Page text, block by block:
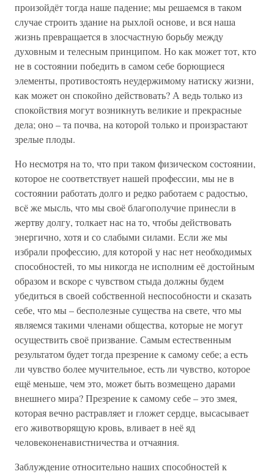
произойдёт тогда наше падение; мы решаемся в таком
случае строить здание на рыхлой основе, и вся наша
жизнь превращается в злосчастную борьбу между
духовным и телесным принципом. Но как может тот, кто
не в состоянии победить в самом себе борющиеся
элементы, противостоять неудержимому натиску жизни,
как может он спокойно действовать? А ведь только из
спокойствия могут возникнуть великие и прекрасные
дела; оно – та почва, на которой только и произрастают
зрелые плоды.
Но несмотря на то, что при таком физическом состоянии,
которое не соответствует нашей профессии, мы не в
состоянии работать долго и редко работаем с радостью,
всё же мысль, что мы своё благополучие принесли в
жертву долгу, толкает нас на то, чтобы действовать
энергично, хотя и со слабыми силами. Если же мы
избрали профессию, для которой у нас нет необходимых
способностей, то мы никогда не исполним её достойным
образом и вскоре с чувством стыда должны будем
убедиться в своей собственной неспособности и сказать
себе, что мы – бесполезные существа на свете, что мы
являемся такими членами общества, которые не могут
осуществить своё призвание. Самым естественным
результатом будет тогда презрение к самому себе; а есть
ли чувство более мучительное, есть ли чувство, которое
ещё меньше, чем это, может быть возмещено дарами
внешнего мира? Презрение к самому себе – это змея,
которая вечно растравляет и гложет сердце, высасывает
его животворящую кровь, вливает в неё яд
человеконенавистничества и отчаяния.
Заблуждение относительно наших способностей к